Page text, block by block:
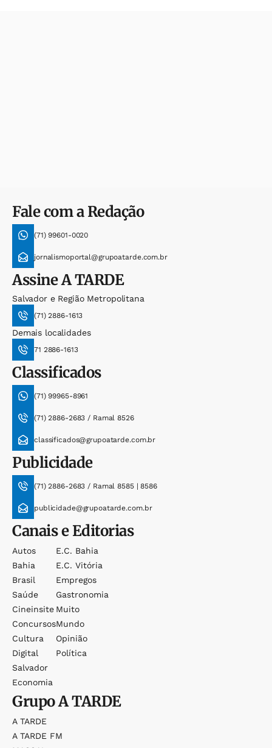
Fale com a Redação
(71) 99601-0020
jornalismoportal@grupoatarde.com.br
AssineA TARDE
Salvador e Região Metropolitana
(71) 2886-1613
Demais localidades
71 2886-1613
Classificados
(71) 99965-8961
(71) 2886-2683 / Ramal 8526
classificados@grupoatarde.com.br
Publicidade
(71) 2886-2683 / Ramal 8585 | 8586
publicidade@grupoatarde.com.br
Canais e Editorias
Autos
Bahia
Brasil
Saúde
Cineinsite
Concursos
Cultura
Digital
Salvador
Economia
E.c. Bahia
E.c. Vitória
Empregos
Gastronomia
Muito
Mundo
Opinião
Política
GrupoA TARDE
A TARDE
A TARDE FM